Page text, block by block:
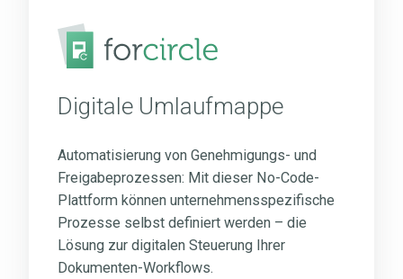
Digitale Umlaufmappe
Automatisierung von Genehmigungs- und
Freigabeprozessen: Mit dieser No-Code-
Plattform können unternehmensspezifische
Prozesse selbst definiert werden – die
Lösung zur digitalen Steuerung Ihrer
Dokumenten-Workflows.